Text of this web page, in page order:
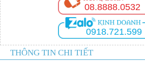
08.8888.0532
0918.721.599
THÔNG TIN CHI TIẾT